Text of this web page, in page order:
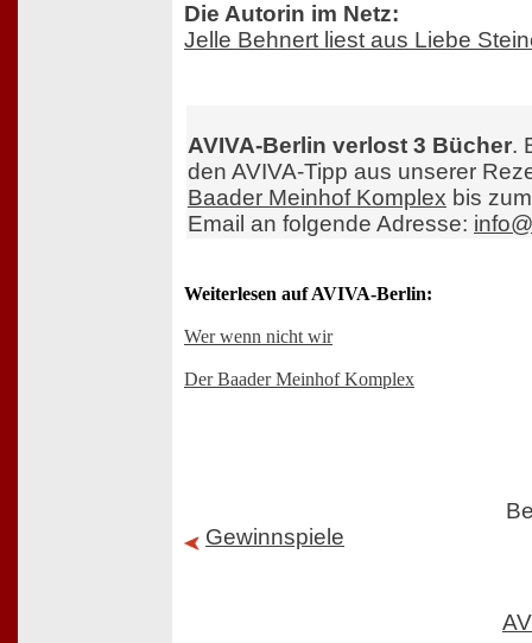
Die Autorin im Netz:
Jelle Behnert liest aus Liebe
AVIVA-Berlin verlost 3 Bücher.
den AVIVA-Tipp aus unserer
Baader Meinhof Komplex bis
Email an folgende Adresse:
Weiterlesen auf AVIVA-Berlin:
Wer wenn nicht wir
Der Baader Meinhof Komplex
Gewinnspiele